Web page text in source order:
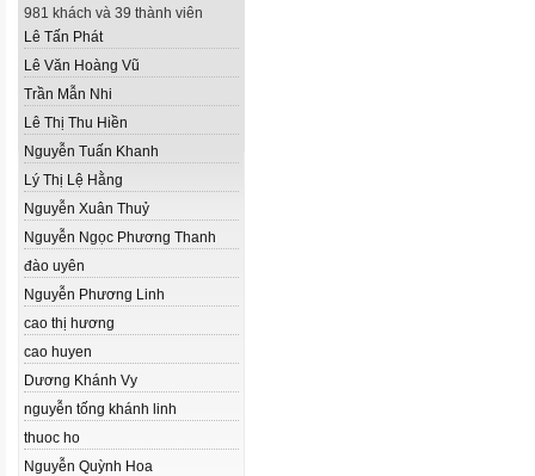
981 khách và 39 thành viên
Lê Tấn Phát
Lê Văn Hoàng Vũ
Trần Mẫn Nhi
Lê Thị Thu Hiền
Nguyễn Tuấn Khanh
Lý Thị Lệ Hằng
Nguyễn Xuân Thuỷ
Nguyễn Ngọc Phương Thanh
đào uyên
Nguyễn Phương Linh
cao thị hương
cao huyen
Dương Khánh Vy
nguyễn tống khánh linh
thuoc ho
Nguyễn Quỳnh Hoa